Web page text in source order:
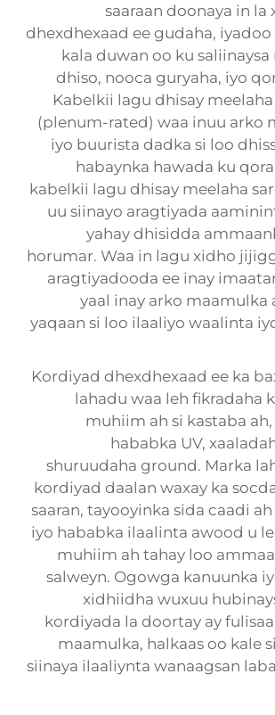
saaraan doonaya in la
dhexdhexaad ee gudaha,
kala duwan oo ku
dhiso, nooca guryaha, iyo
Kabelkii lagu dhisay
(plenum-rated) waa inuu arko
iyo buurista dadka si loo
habaynka hawada ku
kabelkii lagu dhisay meelaha
uu siinayo aragtiyada
yahay dhisidda
horumar. Waa in lagu xidho
aragtiyadooda ee inay
yaal inay arko maamulka
yaqaan si loo ilaaliyo waalinta
Kordiyad dhexdhexaad ee ka
lahadu waa leh fikradaha
muhiim ah si kastaba
hababka UV,
shuruudaha ground. Marka
kordiyad daalan waxay ka
saaran, tayooyinka sida caadi
iyo hababka ilaalinta awood u
muhiim ah tahay loo
salweyn. Ogowga kanuunka
xidhiidha wuxuu
kordiyada la doortay ay
maamulka, halkaas oo kale
siinaya ilaaliynta wanaagsan